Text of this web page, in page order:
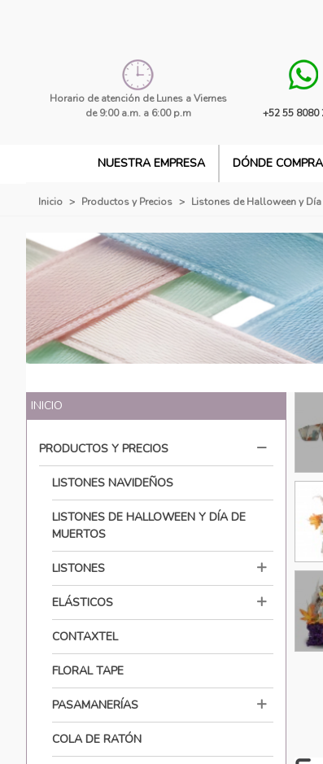
Horario de atención de Lunes a Viernes
de 9:00 a.m. a 6:00 p.m
+52 55 8080
NUESTRA EMPRESA DÓNDE
Inicio > Productos y Precios > Listones de Halloween y
INICIO
PRODUCTOS Y PRECIOS
LISTONES NAVIDEÑOS
LISTONES DE HALLOWEEN Y DÍA DE
MUERTOS
LISTONES
ELÁSTICOS
CONTAXTEL
FLORAL TAPE
PASAMANERÍAS
COLA DE RATÓN